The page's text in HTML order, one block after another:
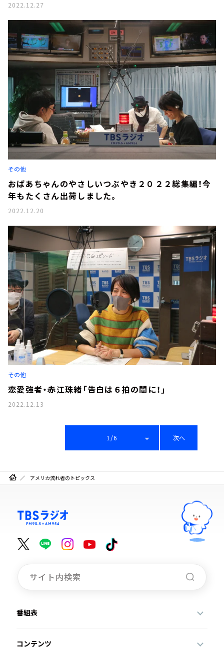
2022.12.27
その他
おばあちゃんのやさしいつぶやき２０２２総集編！今
年もたくさん出荷しました。
2022.12.20
その他
恋愛強者・赤江珠緒「告白は６拍の間に！」
2022.12.13
1/6 次へ
アメリカ流れ者のトピックス
番組表
コンテンツ